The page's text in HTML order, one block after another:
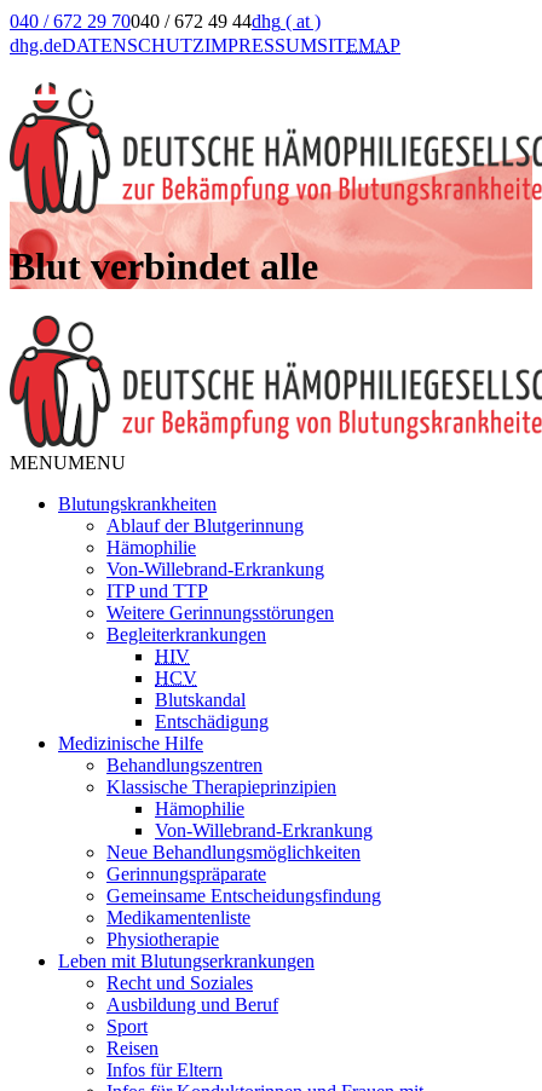
040 / 672 29 70040 / 672 49 44dhg ( at )
dhg.deDATENSCHUTZIMPRESSUMSITEMAP
Blut verbindet alle
MENUMENU
Blutungskrankheiten
Ablauf der Blutgerinnung
Hämophilie
Von-Willebrand-Erkrankung
ITP und TTP
Weitere Gerinnungsstörungen
Begleiterkrankungen
HIV
HCV
Blutskandal
Entschädigung
Medizinische Hilfe
Behandlungszentren
Klassische Therapieprinzipien
Hämophilie
Von-Willebrand-Erkrankung
Neue Behandlungsmöglichkeiten
Gerinnungspräparate
Gemeinsame Entscheidungsfindung
Medikamentenliste
Physiotherapie
Leben mit Blutungserkrankungen
Recht und Soziales
Ausbildung und Beruf
Sport
Reisen
Infos für Eltern